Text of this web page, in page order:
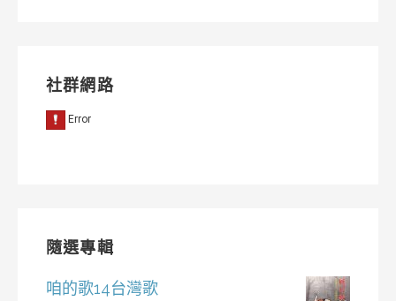
社群網路
隨選專輯
咱的歌14台灣歌